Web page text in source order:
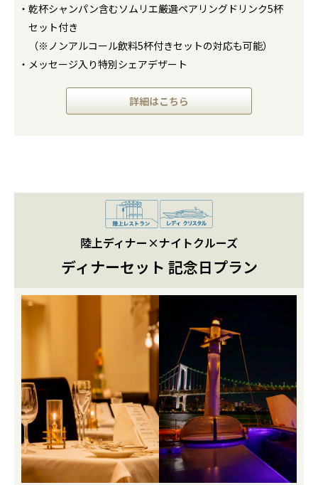
・乾杯シャンパン含むソムリエ厳選ペアリングドリンク5杯
セット付き
（※ノンアルコール飲料5杯付きセットの対応も可能）
・メッセージ入り特別シェアデザート
詳細はこちら
陸上ディナー×ナイトクルーズ
ディナーセット 記念日プラン